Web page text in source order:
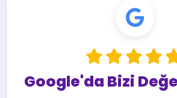
Google'da Bizi